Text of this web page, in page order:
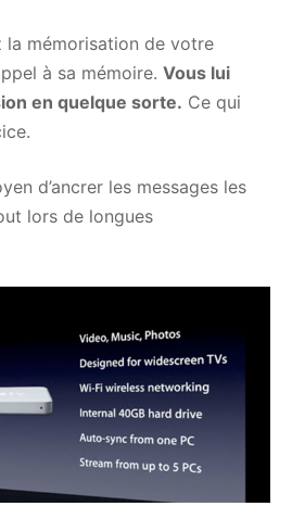
la mémorisation de votre
à sa mémoire. Vous lui
en quelque sorte. Ce qui
d’ancrer les messages les
lors de longues